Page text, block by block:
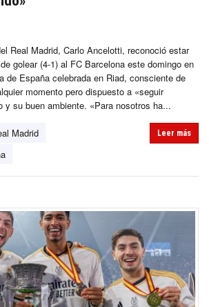
Real Madrid, Carlo Ancelotti, reconoció estar
golear (4-1) al FC Barcelona este domingo en
de España celebrada en Riad, consciente de
momento pero dispuesto a «seguir
y su buen ambiente. «Para nosotros ha...
Madrid
Leer más